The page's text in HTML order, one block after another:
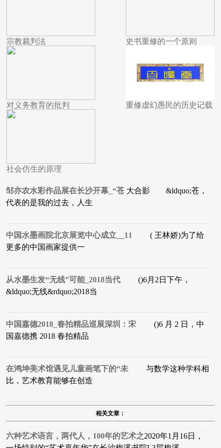
宗教裁判法
对义务教育的批判
社会仿生的原理
史书重修的一个原则
重修虚幻愚民的历史记载
邹亦农水彩作品展在长沙开幕_“苍 大合影 &ldquo;苍，
代表的是我的过去，人生
中国水墨画院北京展览中心成立__11
( 王林娇)为了给
更多的中国画家提供一
从水墨生发“无线”可能_2018当代 ()6月2日下午，
&ldquo;无线&rdquo;2018当
中国嘉德2018_春拍精品巡展深圳：宋 ()6 月 2 日，中
国嘉德携 2018 春拍精品
在鸿坤美术馆遇见儿童画笔下的“未 与数学这种学科相
比，艺术教育能够在创造
相关文章：
六种艺术语言，两代人，100年的艺术之2020年1月16日，